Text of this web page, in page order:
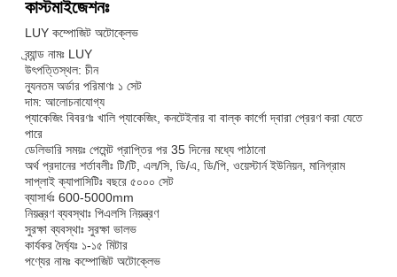
কাস্টমাইজেশনঃ
LUY কম্পোজিট অটোক্লেভ
ব্র্যান্ড নামঃ LUY
উৎপত্তিস্থল: চীন
ন্যূনতম অর্ডার পরিমাণঃ ১ সেট
দাম: আলোচনাযোগ্য
প্যাকেজিং বিবরণঃ খালি প্যাকেজিং, কনটেইনার বা বাল্ক কার্গো দ্বারা প্রেরণ করা যেতে
পারে
ডেলিভারি সময়ঃ পেমেন্ট প্রাপ্তির পর 35 দিনের মধ্যে পাঠানো
অর্থ প্রদানের শর্তাবলীঃ টি/টি, এল/সি, ডি/এ, ডি/পি, ওয়েস্টার্ন ইউনিয়ন, মানিগ্রাম
সাপ্লাই ক্যাপাসিটিঃ বছরে ৫০০০ সেট
ব্যাসার্ধঃ 600-5000mm
নিয়ন্ত্রণ ব্যবস্থাঃ পিএলসি নিয়ন্ত্রণ
সুরক্ষা ব্যবস্থাঃ সুরক্ষা ভালভ
কার্যকর দৈর্ঘ্যঃ ১-১৫ মিটার
পণ্যের নামঃ কম্পোজিট অটোক্লেভ